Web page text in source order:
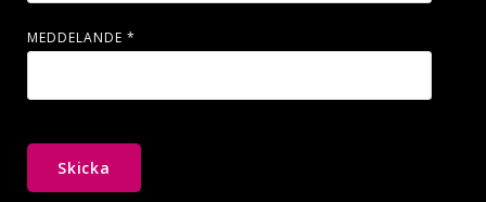
MEDDELANDE *